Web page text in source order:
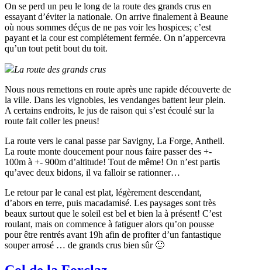
On se perd un peu le long de la route des grands crus en
essayant d’éviter la nationale. On arrive finalement à Beaune
où nous sommes déçus de ne pas voir les hospices; c’est
payant et la cour est complétement fermée. On n’appercevra
qu’un tout petit bout du toit.
La route des grands crus
Nous nous remettons en route après une rapide découverte de
la ville. Dans les vignobles, les vendanges battent leur plein.
A certains endroits, le jus de raison qui s’est écoulé sur la
route fait coller les pneus!
La route vers le canal passe par Savigny, La Forge, Antheil.
La route monte doucement pour nous faire passer des +-
100m à +- 900m d’altitude! Tout de même! On n’est partis
qu’avec deux bidons, il va falloir se rationner…
Le retour par le canal est plat, légèrement descendant,
d’abors en terre, puis macadamisé. Les paysages sont très
beaux surtout que le soleil est bel et bien la à présent! C’est
roulant, mais on commence à fatiguer alors qu’on pousse
pour être rentrés avant 19h afin de profiter d’un fantastique
souper arrosé … de grands crus bien sûr 🙂